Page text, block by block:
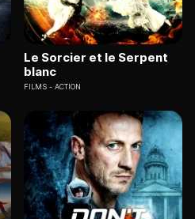
Le Sorcier et le Serpent
blanc
FILMS ACTION